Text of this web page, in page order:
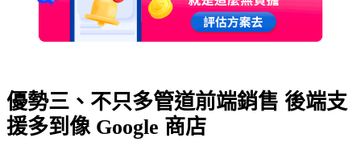
優勢三、不只多管道前端銷售 後端支
援多到像 Google 商店